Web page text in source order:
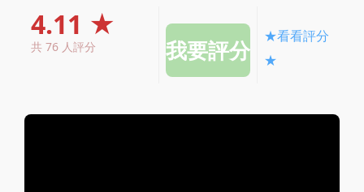
4.11 ★
共 76 人評分
★看看評分
★